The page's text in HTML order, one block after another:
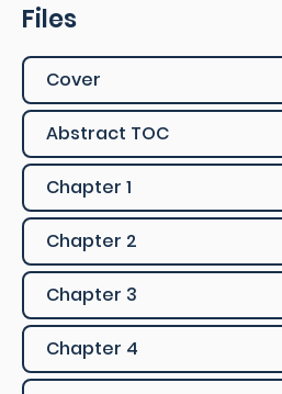
Files
Cover
Abstract TOC
Chapter 1
Chapter 2
Chapter 3
Chapter 4